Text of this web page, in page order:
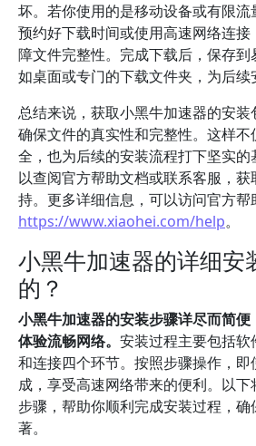
坏。若你使用的是移动设备或有限
预约好下载时间或使用高速网络连
障文件完整性。完成下载后，保存
如桌面或专门的下载文件夹，为后续
总结来说，获取小黑牛加速器的安装
确保文件的真实性和完整性。这样
全，也为后续的安装流程打下坚实
以查阅官方帮助文档或联系客服，
持。更多详细信息，可以访问官方帮
https://www.xiaohei.com/help。
小黑牛加速器的详细安
的？
小黑牛加速器的安装步骤详尽而简
体验流畅网络。 安装过程主要包括
和连接四个环节。按照步骤操作，
成，享受高速网络带来的便利。以
步骤，帮助你顺利完成安装过程，确
著。